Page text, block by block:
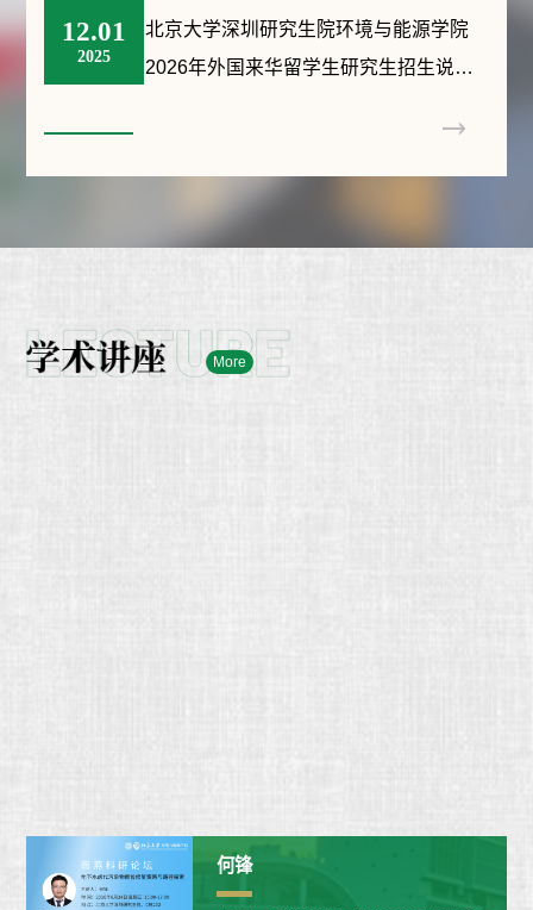
12.01
2025
北京大学深圳研究生院环境与能源学院
2026年外国来华留学生研究生招生说明
More
何锋